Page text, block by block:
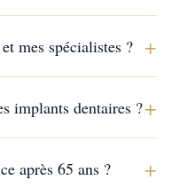
mes spécialistes ? +
implants dentaires ?+
après 65 ans ? +